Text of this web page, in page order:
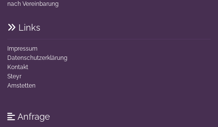
nach Vereinbarung
 Links
Impressum
Datenschutzerklärung
Kontakt
Steyr
Amstetten
 Anfrage